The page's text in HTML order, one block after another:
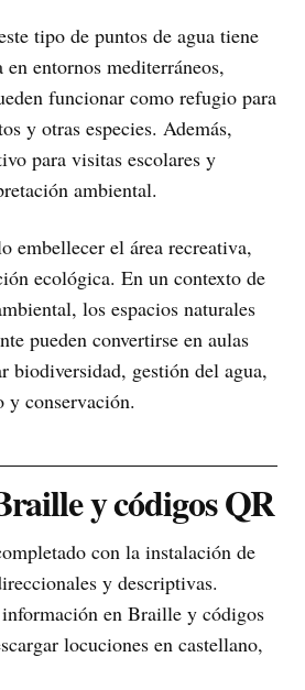
tipo de puntos de agua tiene
entornos mediterráneos,
funcionar como refugio para
y otras especies. Además,
para visitas escolares y
ambiental.
embellecer el área recreativa,
ecológica. En un contexto de
los espacios naturales
pueden convertirse en aulas
biodiversidad, gestión del agua,
y conservación.
y códigos QR
con la instalación de
y descriptivas.
en Braille y códigos
locuciones en castellano,